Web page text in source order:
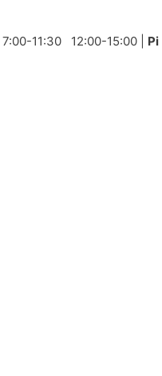
7:00-11:30 12:00-15:00 | Pi